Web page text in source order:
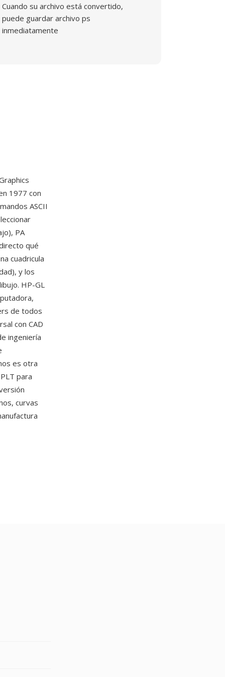
Cuando su archivo está convertido,
puede guardar archivo ps
inmediatamente
1977 con
ASCII
PA
qué
cuadricula
y los
HP-GL
de todos
con CAD
ingeniería
es otra
para
curvas